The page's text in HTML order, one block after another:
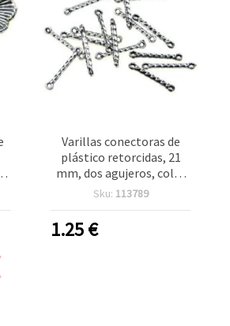
Varillas conectoras de
plástico retorcidas, 21
mm, dos agujeros, color
plata metalizado - 50 g
Sku: 113789
1.25€